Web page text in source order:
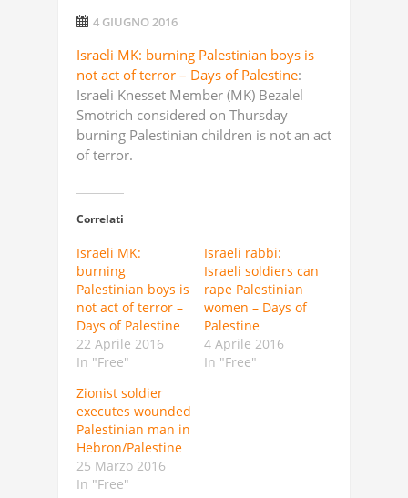
4 GIUGNO 2016
Israeli MK: burning Palestinian boys is
not act of terror – Days of Palestine:
Israeli Knesset Member (MK) Bezalel
Smotrich considered on Thursday
burning Palestinian children is not an act
of terror.
Correlati
Israeli MK:
burning
Palestinian boys is
not act of terror –
Days of Palestine
22 Aprile 2016
In "Free"
Israeli rabbi:
Israeli soldiers can
rape Palestinian
women – Days of
Palestine
4 Aprile 2016
In "Free"
Zionist soldier
executes wounded
Palestinian man in
Hebron/Palestine
25 Marzo 2016
In "Free"